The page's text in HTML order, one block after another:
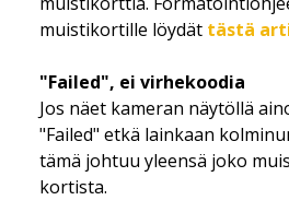
muistikortille löydät tästä
"Failed", ei virhekoodia
Jos näet kameran näytöllä
"Failed" etkä lainkaan
tämä johtuu yleensä joko
kortista.